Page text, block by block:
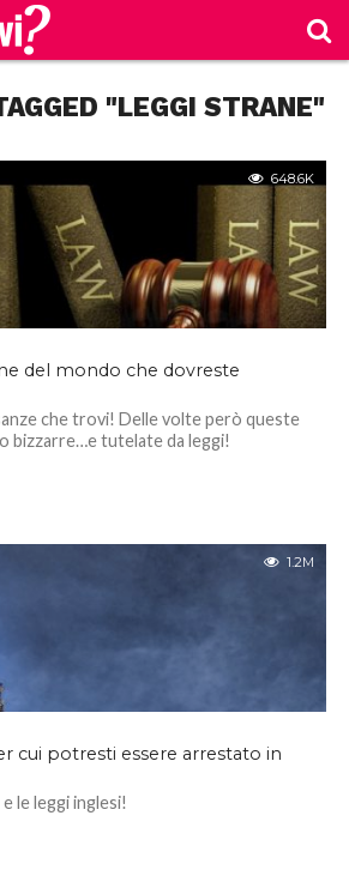
"LEGGI STRANE"
648.6K
del mondo che dovreste
che trovi! Delle volte però queste
bizzarre…e tutelate da leggi!
1.2M
cui potresti essere arrestato in
le leggi inglesi!